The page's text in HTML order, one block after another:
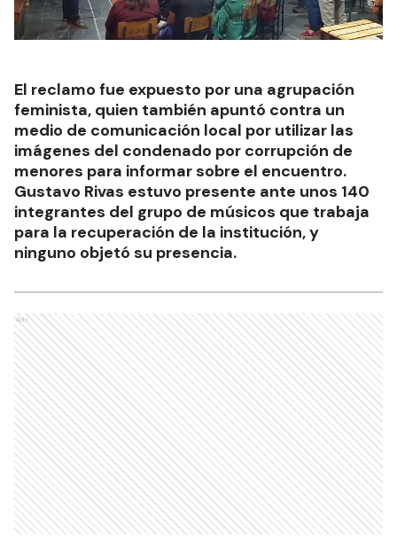
El reclamo fue expuesto por una agrupación
feminista, quien también apuntó contra un
medio de comunicación local por utilizar las
imágenes del condenado por corrupción de
menores para informar sobre el encuentro.
Gustavo Rivas estuvo presente ante unos 140
integrantes del grupo de músicos que trabaja
para la recuperación de la institución, y
ninguno objetó su presencia.
Ads